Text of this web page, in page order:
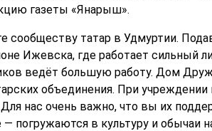
газеты «Янарыш».
сообществу татар в Удмуртии.
Ижевска, где работает сильный
ведёт большую работу. Дом
объединения. При
нас очень важно, что вы их
погружаются в культуру и обычаи